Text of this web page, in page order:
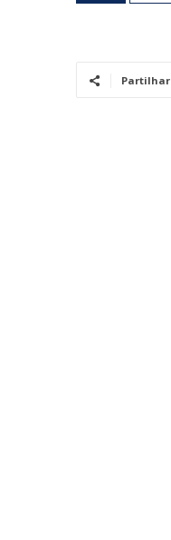
Partilhar